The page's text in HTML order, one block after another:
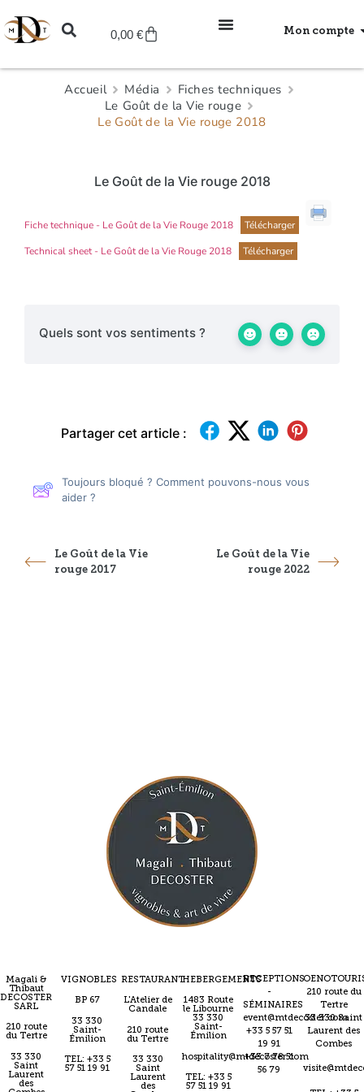
0,00 € Mon compte
Accueil Média
Fiches techniques
Le Goût de la Vie rouge
Le Goût de la Vie rouge 2018
Le Goût de la Vie rouge 2018
Fiche technique - Le Goût de la Vie Rouge 2018
Télécharger
Technical sheet - Le Goût de la Vie Rouge 2018
Télécharger
Quels sont vos sentiments ?
Partager cet article :
Toujours bloqué ? Comment pouvons-nous vous
aider ?
Le Goût de la Vie
rouge 2017
Le Goût de la Vie
rouge 2022
Magali &
Thibaut
DECOSTER
SARL
210 route
du Tertre
33 330
Saint
Laurent
des
VIGNOBLES
BP 67
33 330
Saint-
Émilion
TEL: +33 5
57 51 19 91
RESTAURANT
L'Atelier de
Candale
210 route
du Tertre
33 330
Saint
Laurent
des
HEBERGEMENTS
1483 Route
le Libourne
33 330
Saint-
Émilion
hospitality@mtdecoster.com
TEL: +33 5
57 51 19 91
RECEPTIONS
-
SÉMINAIRES
event@mtdecoster.com
+33 5 57 51
19 91
+33 7 78 51
56 79
210 route du
Tertre
33 330 Saint
Laurent des
Combes